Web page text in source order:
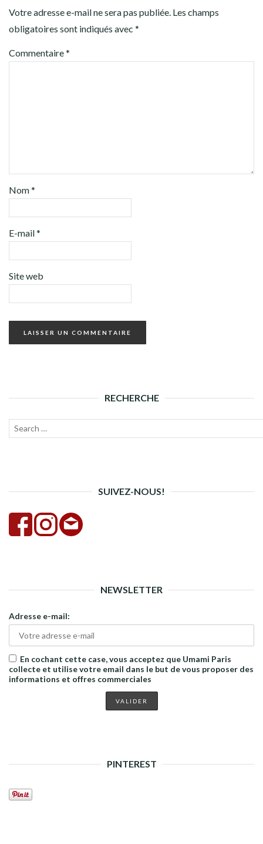
Votre adresse e-mail ne sera pas publiée. Les champs
obligatoires sont indiqués avec *
Commentaire*
Nom*
E-mail*
Site web
RECHERCHE
Recherche
SUIVEZ-NOUS!
NEWSLETTER
Adresse e-mail:
En cochant cette case, vous acceptez que Umami Paris
collecte et utilise votre email dans le but de vous proposer des
informations et offres commerciales
PINTEREST